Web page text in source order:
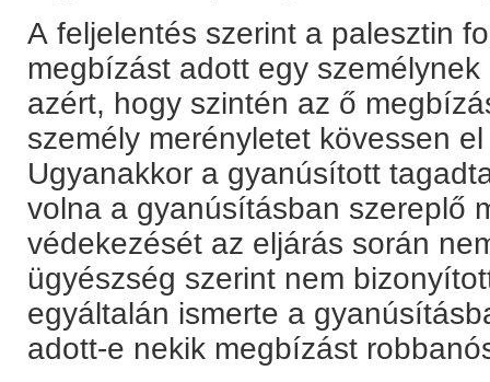
A feljelentés szerint a palesztin
megbízást adott egy
azért, hogy szintén az ő
személy merényletet kövessen
Ugyanakkor a gyanúsított
volna a gyanúsításban szereplő
védekezését az eljárás során
ügyészség szerint nem
egyáltalán ismerte a
adott-e nekik megbízást